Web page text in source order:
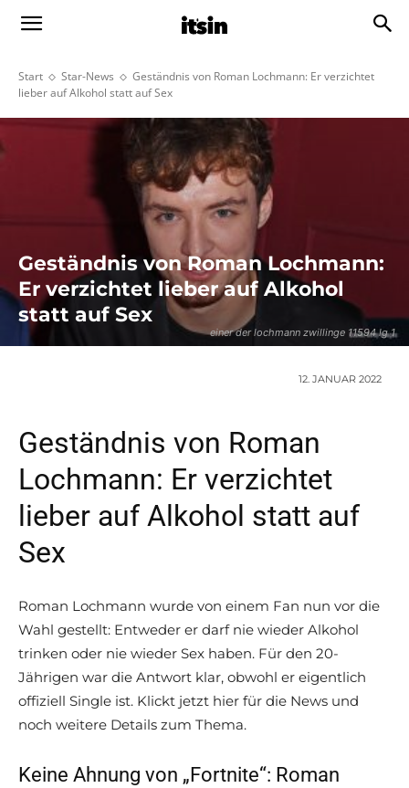
Start Star-News
Geständnis von Roman Lochmann: Er verzichtet
lieber auf Alkohol statt auf Sex
einer der lochmann zwillinge 11594 lg 1
Geständnis von Roman Lochmann:
Er verzichtet lieber auf Alkohol
statt auf Sex
12. JANUAR 2022
Geständnis von Roman
Lochmann: Er verzichtet
lieber auf Alkohol statt auf
Sex
Roman Lochmann wurde von einem Fan nun vor die
Wahl gestellt: Entweder er darf nie wieder Alkohol
trinken oder nie wieder Sex haben. Für den 20-
Jährigen war die Antwort klar, obwohl er eigentlich
offiziell Single ist. Klickt jetzt hier für die News und
noch weitere Details zum Thema.
Keine Ahnung von „Fortnite“: Roman